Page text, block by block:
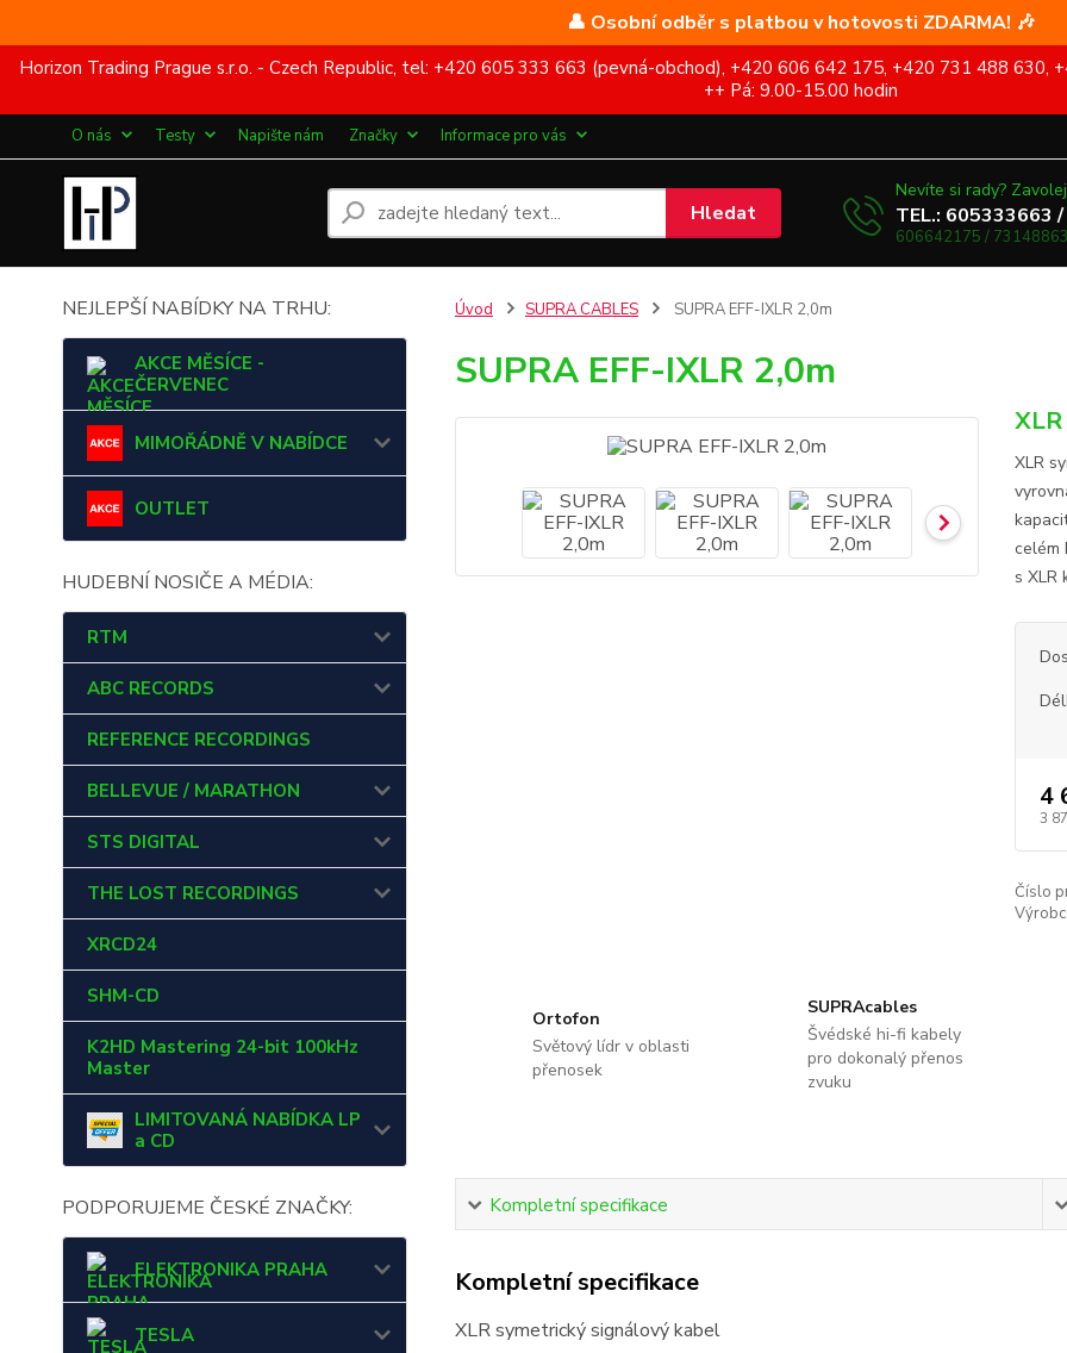
👤 Osobní odběr s platbou v hotovosti ZDARMA! 🎶
Horizon Trading Prague s.r.o. - Czech Republic, tel: +420 605 333 663 (pevná-obchod), +420 606 642 175, +420 731 488
++ Pá: 9.00-15.00 hodin
O nás Testy Napište nám Značky Informace pro vás
Hledat
Nevíte si rady?
TEL.: 605333663 /
606642175 /
NEJLEPŠÍ NABÍDKY NA TRHU:
AKCE MĚSÍCE -
ČERVENEC
MIMOŘÁDNĚ V NABÍDCE
OUTLET
HUDEBNÍ NOSIČE A MÉDIA:
RTM
ABC RECORDS
REFERENCE RECORDINGS
BELLEVUE / MARATHON
STS DIGITAL
THE LOST RECORDINGS
XRCD24
SHM-CD
K2HD Mastering 24-bit 100kHz
Master
LIMITOVANÁ NABÍDKA LP
a CD
PODPORUJEME ČESKÉ ZNAČKY:
ELEKTRONIKA PRAHA
TESLA
Úvod SUPRA CABLES SUPRA EFF-IXLR 2,0m
SUPRA EFF-IXLR 2,0m
XLR
celém
s
4
3
Číslo
Ortofon
Světový lídr v oblasti
přenosek
SUPRAcables
Švédské hi-fi kabely
pro dokonalý přenos
zvuku
Kompletní specifikace
Kompletní specifikace
XLR symetrický signálový kabel